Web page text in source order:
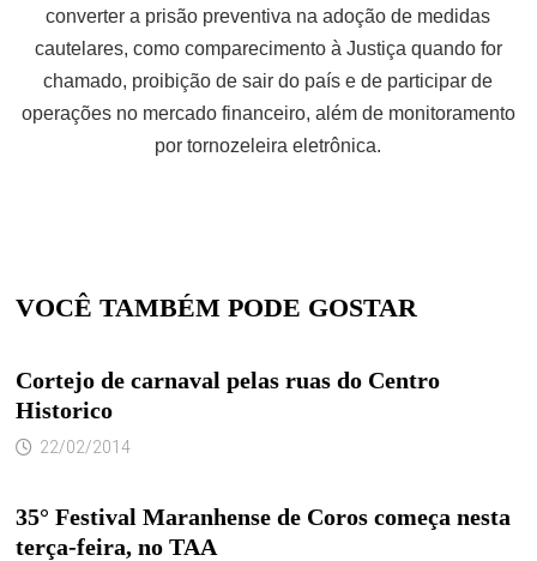
converter a prisão preventiva na adoção de medidas
cautelares, como comparecimento à Justiça quando for
chamado, proibição de sair do país e de participar de
operações no mercado financeiro, além de monitoramento
por tornozeleira eletrônica.
VOCÊ TAMBÉM PODE GOSTAR
Cortejo de carnaval pelas ruas do Centro
Historico
22/02/2014
35° Festival Maranhense de Coros começa nesta
terça-feira, no TAA